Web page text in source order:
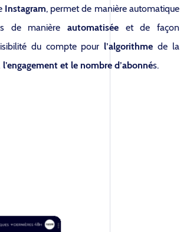
Instagram, permet de manière automatique
de manièreautomatisée et de façon
du compte pour l’algorithme de la
et le nombre d’abonnés.